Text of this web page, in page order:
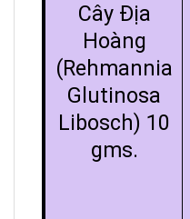
Cây Địa
Hoàng
(Rehmannia
Glutinosa
Libosch) 10
gms.